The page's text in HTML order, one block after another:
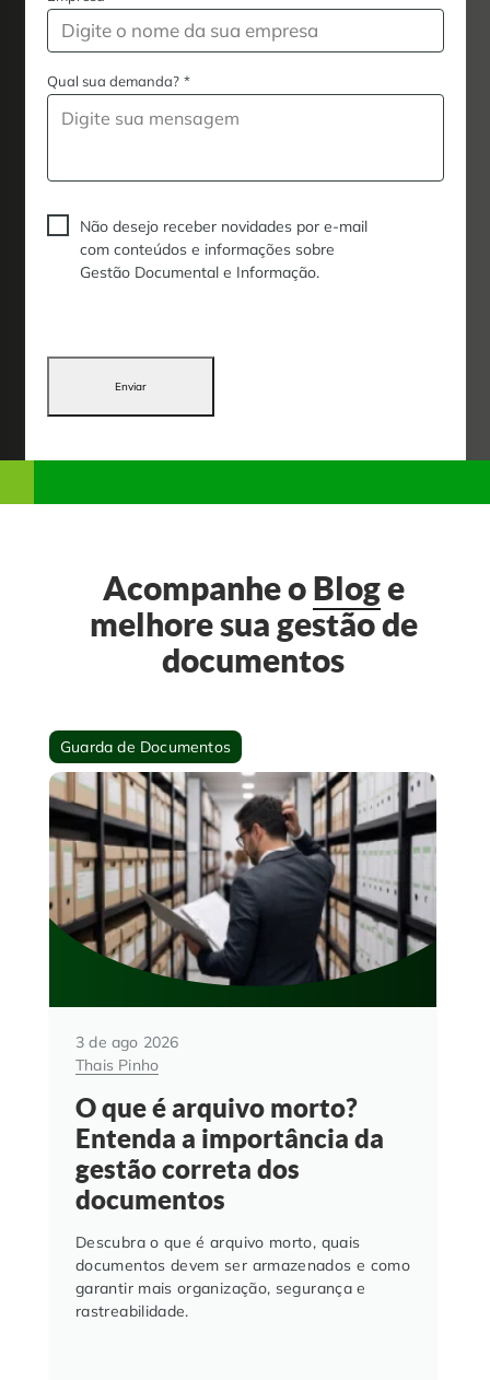
Qual sua demanda? *
Não desejo receber novidades por e-mail
com conteúdos e informações sobre
Gestão Documental e Informação.
Enviar
Acompanhe o Bloge
melhore sua gestão de
documentos
Guarda de Documentos
3 de ago 2026
Thais Pinho
O que é arquivo morto?
Entenda a importância da
gestão correta dos
documentos
Descubra o que é arquivo morto, quais
documentos devem ser armazenados e como
garantir mais organização, segurança e
rastreabilidade.